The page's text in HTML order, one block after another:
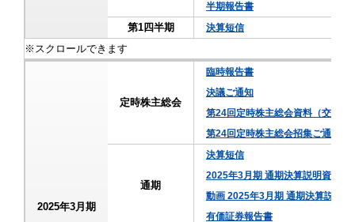
半期報告書
第1四半期 決算短信
2025年3月期
定時株主総会
臨時報告書
決議ご通知
第24回定時株主総会資料（交付書
第24回定時株主総会招集ご通知
通期
決算短信
2025年3月期 通期決算説明資料
動画 2025年3月期 通期決算説明
有価証券報告書